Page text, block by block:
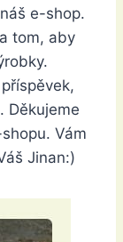
e-shop.
tom, aby
Děkujeme
Vám
Jinan:)